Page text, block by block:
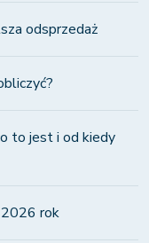
odsprzedaż
to jest i od kiedy
rok